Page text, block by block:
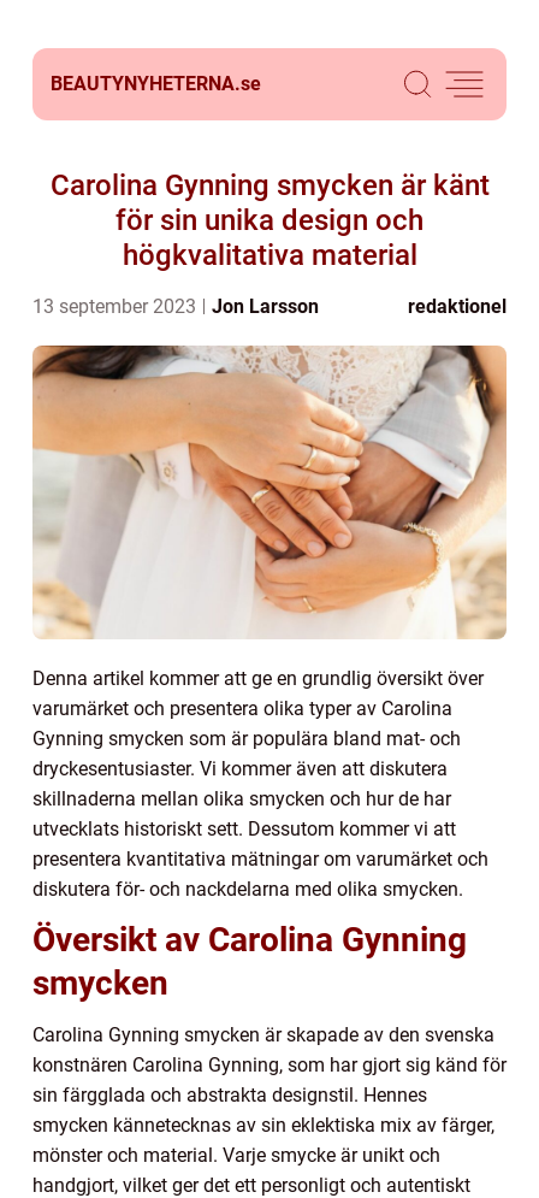
BEAUTYNYHETERNA.se
Carolina Gynning smycken är känt
för sin unika design och
högkvalitativa material
13 september 2023 Jon Larsson redaktionel
Denna artikel kommer att ge en grundlig översikt över
varumärket och presentera olika typer av Carolina
Gynning smycken som är populära bland mat- och
dryckesentusiaster. Vi kommer även att diskutera
skillnaderna mellan olika smycken och hur de har
utvecklats historiskt sett. Dessutom kommer vi att
presentera kvantitativa mätningar om varumärket och
diskutera för- och nackdelarna med olika smycken.
Översikt av Carolina Gynning
smycken
Carolina Gynning smycken är skapade av den svenska
konstnären Carolina Gynning, som har gjort sig känd för
sin färgglada och abstrakta designstil. Hennes
smycken kännetecknas av sin eklektiska mix av färger,
mönster och material. Varje smycke är unikt och
handgjort, vilket ger det ett personligt och autentiskt